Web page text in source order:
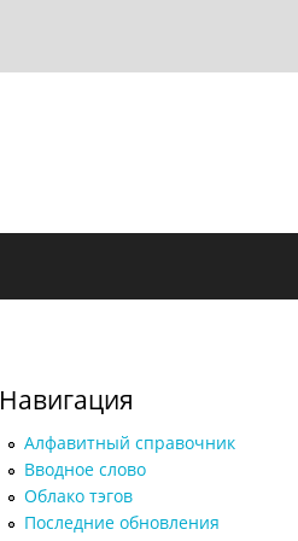
Навигация
Алфавитный справочник
Вводное слово
Облако тэгов
Последние обновления